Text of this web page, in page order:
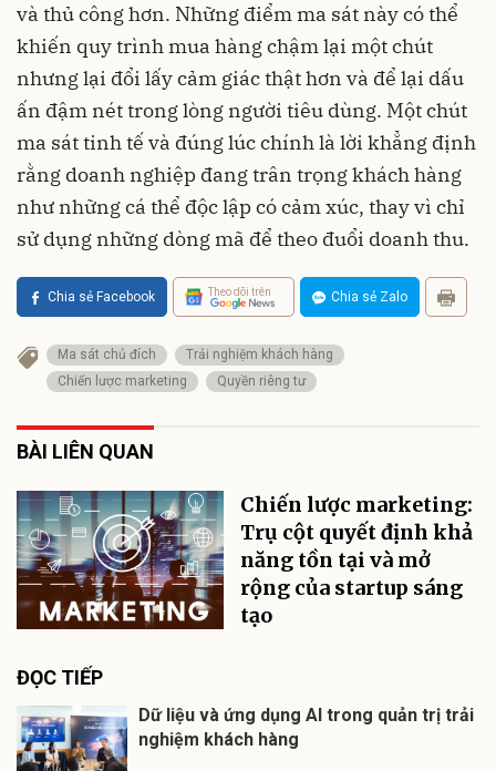
và thủ công hơn. Những điểm ma sát này có thể
khiến quy trình mua hàng chậm lại một chút
nhưng lại đổi lấy cảm giác thật hơn và để lại dấu
ấn đậm nét trong lòng người tiêu dùng. Một chút
ma sát tinh tế và đúng lúc chính là lời khẳng định
rằng doanh nghiệp đang trân trọng khách hàng
như những cá thể độc lập có cảm xúc, thay vì chỉ
sử dụng những dòng mã để theo đuổi doanh thu.
Chia sẻ Facebook Theo dõi trên Chia sẻ Zalo
Ma sát chủ đích
Trải nghiệm khách hàng
Chiến lược marketing
Quyền riêng tư
BÀI LIÊN QUAN
Chiến lược marketing:
Trụ cột quyết định khả
năng tồn tại và mở
rộng của startup sáng
tạo
ĐỌC TIẾP
Dữ liệu và ứng dụng AI trong quản trị trải
nghiệm khách hàng